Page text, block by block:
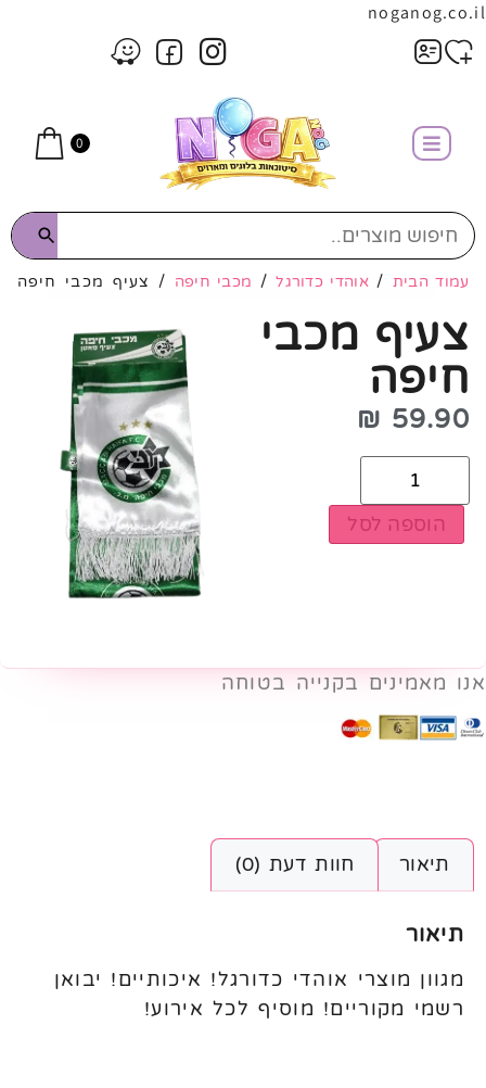
noganog.co.il
0
עמוד הבית /אוהדי כדורגל/ מכבי חיפה / צעיף מכבי חיפה
צעיף מכבי
חיפה
59.90
₪
הוספה לסל
אנו מאמינים בקנייה בטוחה
תיאור חוות דעת (0)
תיאור
מגוון מוצרי אוהדי כדורגל! איכותיים! יבואן
רשמי מקוריים! מוסיף לכל אירוע!